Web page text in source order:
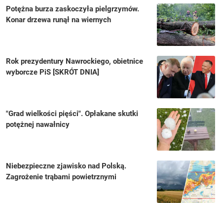
Potężna burza zaskoczyła pielgrzymów.
Konar drzewa runął na wiernych
Rok prezydentury Nawrockiego, obietnice
wyborcze PiS [SKRÓT DNIA]
"Grad wielkości pięści". Opłakane skutki
potężnej nawałnicy
Niebezpieczne zjawisko nad Polską.
Zagrożenie trąbami powietrznymi